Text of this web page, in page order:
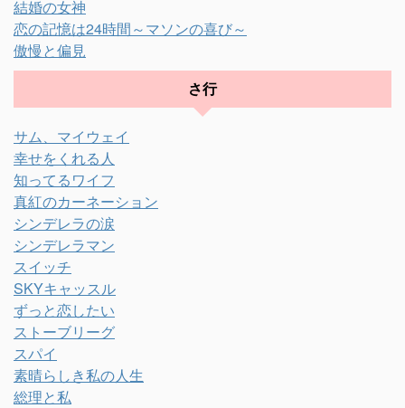
結婚の女神
恋の記憶は24時間～マソンの喜び～
傲慢と偏見
さ行
サム、マイウェイ
幸せをくれる人
知ってるワイフ
真紅のカーネーション
シンデレラの涙
シンデレラマン
スイッチ
SKYキャッスル
ずっと恋したい
ストーブリーグ
スパイ
素晴らしき私の人生
総理と私